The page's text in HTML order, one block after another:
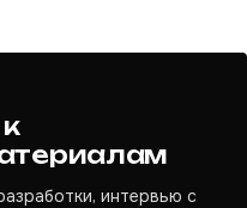
интервью с